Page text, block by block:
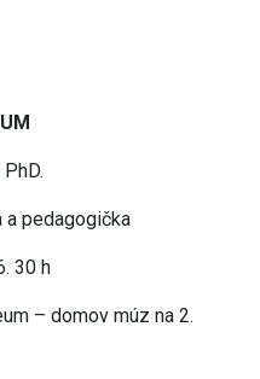
a pedagogička
30 h
– domov múz na 2.